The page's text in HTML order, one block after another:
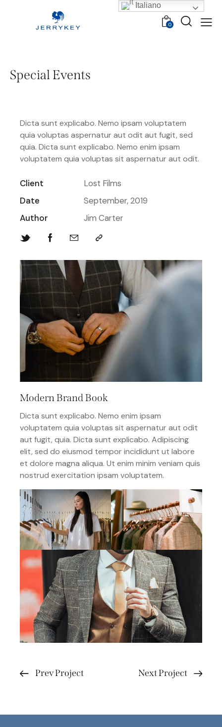
0
Special Events
Modern Brand Book
Dicta sunt explicabo. Nemo enim ipsam
voluptatem quia voluptas sit aspernatur aut odit
aut fugit, quia. Dicta sunt explicabo. Adipiscing
elit, sed do eiusmod tempor incididunt ut labore
et dolore magna aliqua. Ut enim minim veniam quis
nostrud exercitation ipsam voluptatem.
Dicta sunt explicabo. Nemo ipsam voluptatem
quia voluptas aspernatur aut odit aut fugit, sed
quia. Dicta sunt explicabo. Nemo enim ipsam
voluptatem quia voluptas sit aspernatur aut odit.
Client
Lost Films
Date
September, 2019
Author
Jim Carter
Prev Project Next Project
Italiano